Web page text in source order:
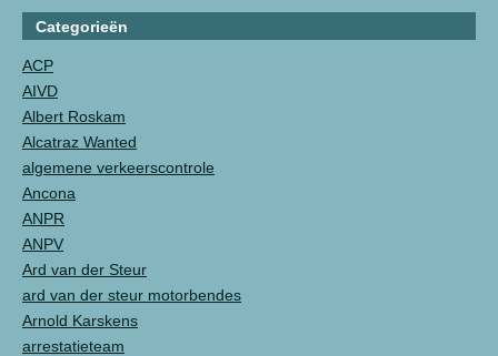
Categorieën
ACP
AIVD
Albert Roskam
Alcatraz Wanted
algemene verkeerscontrole
Ancona
ANPR
ANPV
Ard van der Steur
ard van der steur motorbendes
Arnold Karskens
arrestatieteam